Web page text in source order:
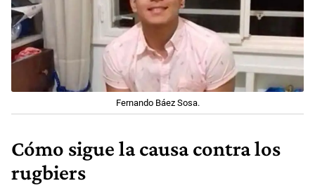
Fernando Báez Sosa.
Cómo sigue la causa contra los
rugbiers